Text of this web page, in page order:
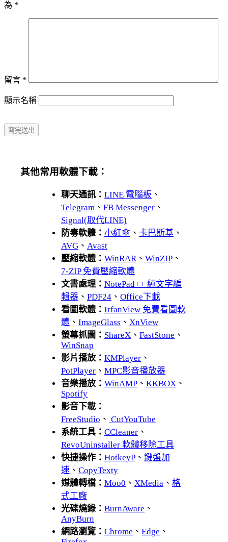
為 *
留言 *
顯示名稱
其他常用軟體下載：
聊天通訊： LINE 電腦板 、
Telegram 、 FB Messenger 、
Signal(取代LINE)
防毒軟體： 小紅傘 、 卡巴斯基 、
AVG 、 Avast
壓縮軟體： WinRAR 、 WinZIP 、
7-ZIP 免費壓縮軟體
文書處理： NotePad++ 純文字編
輯器 、 PDF24 、 Office下載
看圖軟體： IrfanView 免費看圖軟
體 、 ImageGlass 、 XnView
螢幕抓圖： ShareX 、 FastStone 、
WinSnap
影片播放： KMPlayer 、
PotPlayer 、 MPC影音播放器
音樂播放： WinAMP 、 KKBOX 、
Spotify
影音下載：
FreeStudio 、 CutYouTube
系統工具： CCleaner 、
RevoUninstaller 軟體移除工具
快捷操作： HotkeyP 、 鍵盤加
速 、 CopyTexty
媒體轉檔： Moo0 、 XMedia 、 格
式工廠
光碟燒錄： BurnAware 、
AnyBurn
網路瀏覽： Chrome 、 Edge 、